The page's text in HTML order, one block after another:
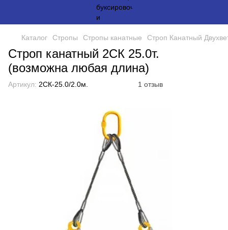
Каталог Стропы Стропы канатные Строп Канатный
Строп канатный 2СК 25.0т.
(возможна любая длина)
Артикул: 2СК-25.0/2.0м. 1 отзыв